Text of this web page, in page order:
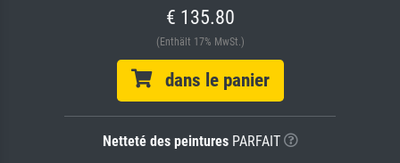
€ 135.80
(Enthält 17% MwSt.)
dans le panier
Netteté des peinturesPARFAIT